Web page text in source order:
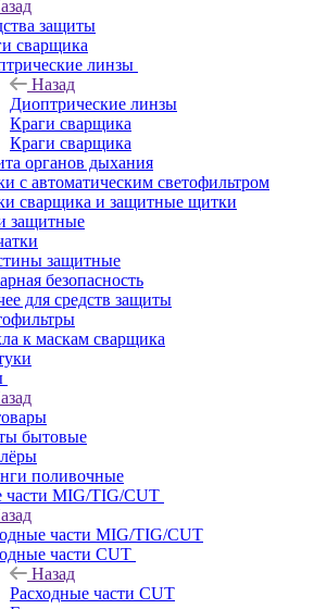
защиты
сварщика
линзы
Назад
Диоптрические линзы
Краги сварщика
Краги сварщика
органов дыхания
с автоматическим светофильтром
сварщика и защитные щитки
защитные
защитные
безопасность
для средств защиты
к маскам сварщика
бытовые
поливочные
части MIG/TIG/CUT
части MIG/TIG/CUT
части CUT
Назад
Расходные части CUT